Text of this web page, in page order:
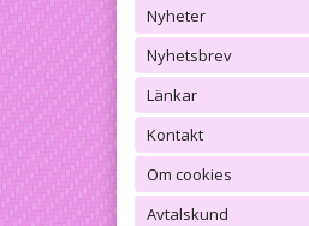
Nyheter
Nyhetsbrev
Länkar
Kontakt
Om cookies
Avtalskund